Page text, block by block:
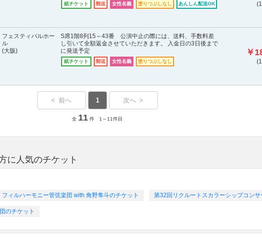
紙チケット 郵送 女性名義 塗りつぶしなし あんしん配送OK
フェスティバルホー
ル
(大阪)
S席1階8列15～43番 公演中止の際には、送料、手数料差
し引いて全額返金させていただきます。 入金日の3日後まで
に発送予定
紙チケット 郵送 女性名義 塗りつぶしなし
￥
< 前へ 1 次へ >
全 11 件 1～11件目
に人気のチケット
ィルハーモニー管弦楽団 with 角野隼斗のチケット 第32回リクルートスカラーシップコンサ
のチケット